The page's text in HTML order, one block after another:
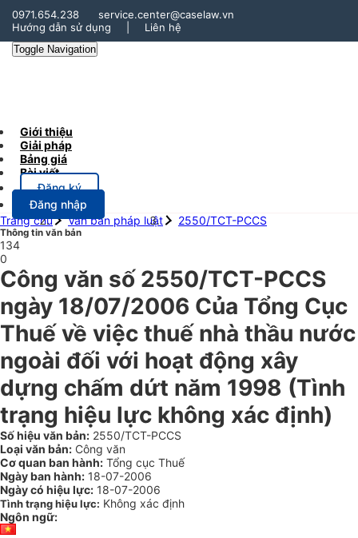
0971.654.238
service.center@caselaw.vn
Hướng dẫn sử dụng
Liên hệ
Toggle Navigation
Giới thiệu
Giải pháp
Bảng giá
Bài viết
Đăng ký
Đăng nhập
Trang chủ
Văn bản pháp luật 2550/TCT-PCCS
Thông tin văn bản
134
0
Công văn số 2550/TCT-PCCS
ngày 18/07/2006 Của Tổng Cục
Thuế về việc thuế nhà thầu nước
ngoài đối với hoạt động xây
dựng chấm dứt năm 1998 (Tình
trạng hiệu lực không xác định)
Số hiệu văn bản: 2550/TCT-PCCS
Loại văn bản: Công văn
Cơ quan ban hành: Tổng cục Thuế
Ngày ban hành: 18-07-2006
Ngày có hiệu lực: 18-07-2006
Tình trạng hiệu lực: Không xác định
Ngôn ngữ: